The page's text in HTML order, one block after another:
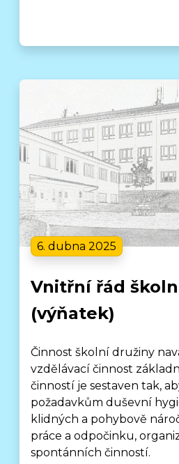
6. dubna 2025
Vnitřní řád
(výňatek)
Činnost školní družiny
vzdělávací činnost
činností je sestaven tak,
požadavkům duševní
klidných a pohybově
práce a odpočinku,
spontánních činností.